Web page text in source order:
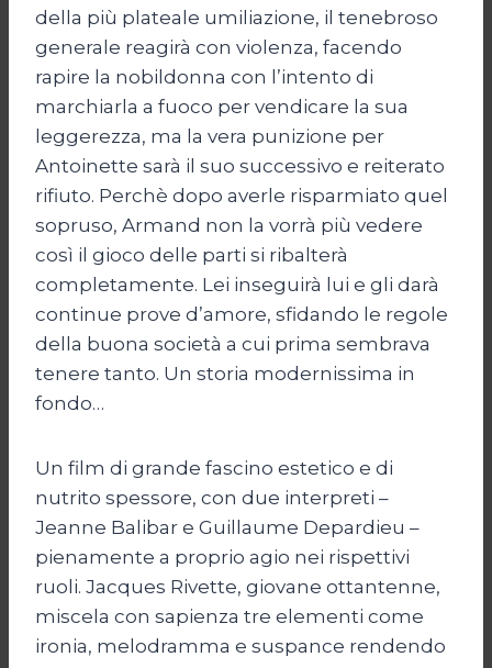
della più plateale umiliazione, il tenebroso
generale reagirà con violenza, facendo
rapire la nobildonna con l’intento di
marchiarla a fuoco per vendicare la sua
leggerezza, ma la vera punizione per
Antoinette sarà il suo successivo e reiterato
rifiuto. Perchè dopo averle risparmiato quel
sopruso, Armand non la vorrà più vedere
così il gioco delle parti si ribalterà
completamente. Lei inseguirà lui e gli darà
continue prove d’amore, sfidando le regole
della buona società a cui prima sembrava
tenere tanto. Un storia modernissima in
fondo…
Un film di grande fascino estetico e di
nutrito spessore, con due interpreti –
Jeanne Balibar e Guillaume Depardieu –
pienamente a proprio agio nei rispettivi
ruoli. Jacques Rivette, giovane ottantenne,
miscela con sapienza tre elementi come
ironia, melodramma e suspance rendendo